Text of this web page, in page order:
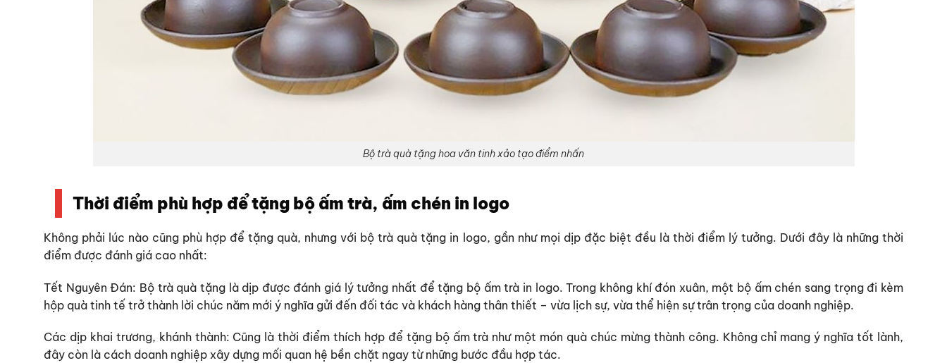
Bộ trà quà tặng hoa văn tinh xảo tạo điểm nhấn
Thời điểm phù hợp để tặng bộ ấm trà, ấm chén in logo
Không phải lúc nào cũng phù hợp để tặng quà, nhưng với bộ trà quà tặng in logo, gần như mọi dịp đặc biệt đều là thời điểm lý tưởng. Dưới đây là những thời
điểm được đánh giá cao nhất:
Tết Nguyên Đán: Bộ trà quà tặng là dịp được đánh giá lý tưởng nhất để tặng bộ ấm trà in logo. Trong không khí đón xuân, một bộ ấm chén sang trọng đi kèm
hộp quà tinh tế trở thành lời chúc năm mới ý nghĩa gửi đến đối tác và khách hàng thân thiết – vừa lịch sự, vừa thể hiện sự trân trọng của doanh nghiệp.
Các dịp khai trương, khánh thành: Cũng là thời điểm thích hợp để tặng bộ ấm trà như một món quà chúc mừng thành công. Không chỉ mang ý nghĩa tốt lành,
đây còn là cách doanh nghiệp xây dựng mối quan hệ bền chặt ngay từ những bước đầu hợp tác.